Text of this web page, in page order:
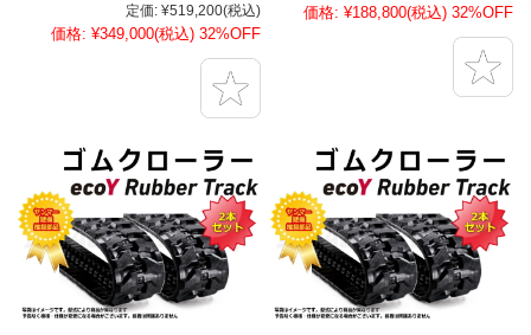
定価: ¥519,200(税込)
価格: ¥349,000(税込) 32%OFF
価格: ¥188,800(税込) 32%OFF